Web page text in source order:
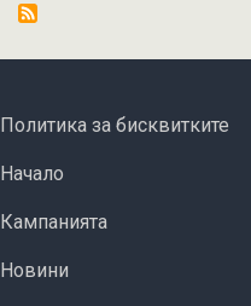
FOOTER MENU
Политика за бисквитките
ОСНОВНА НАВИГАЦИЯ
Начало
Кампанията
Новини